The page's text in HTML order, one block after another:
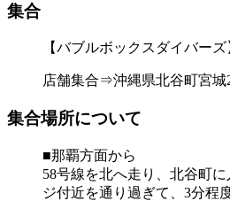
集合
【バブルボックスダイバーズ
店舗集合⇒沖縄県北谷町宮城
集合場所について
■那覇方面から
58号線を北へ走り、北谷町
ジ付近を通り過ぎて、3分程